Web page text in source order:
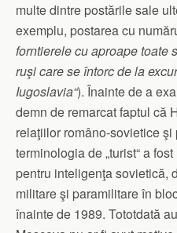
multe dintre postările sale
exemplu, postarea cu
forntierele cu aproape toate
ruşi care se întorc de la
Iugoslavia“). Înainte de a
demn de remarcat faptul că
relaţiilor româno-sovietice
terminologia de „turist“ a
pentru inteligenţa sovietică,
militare şi paramilitare în
înainte de 1989. Tototdată